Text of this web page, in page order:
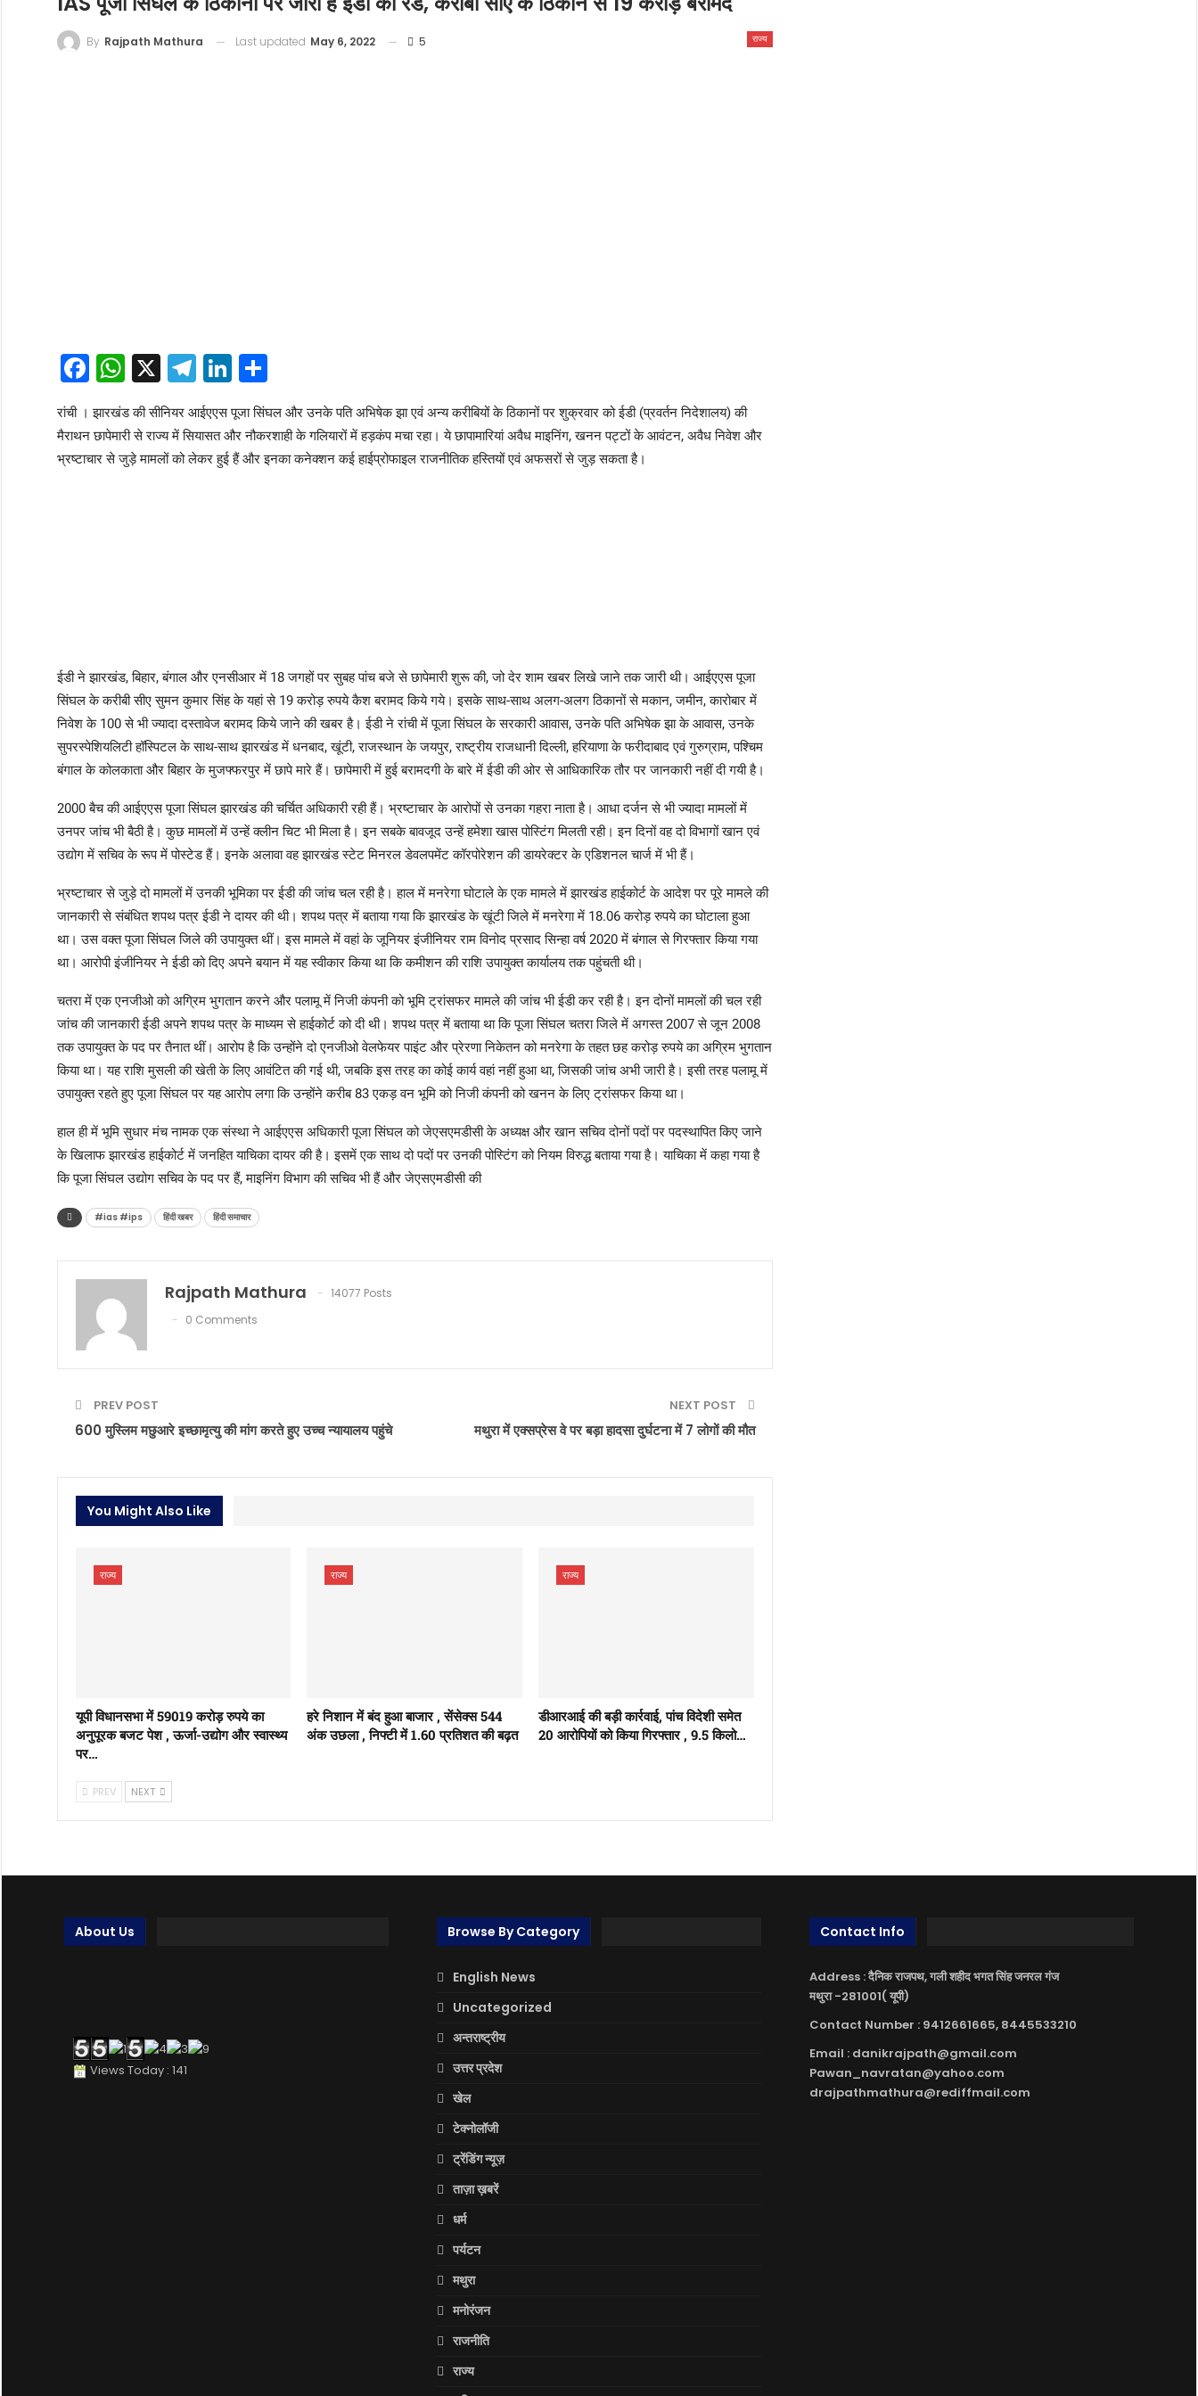
राज्य
By Rajpath Mathura Last updated May 6, 2022 5
Facebook
WhatsApp
X Telegram
LinkedIn
Share
रांची । झारखंड की सीनियर आईएएस पूजा सिंघल और उनके पति अभिषेक झा एवं अन्य करीबियों के ठिकानों पर शुक्रवार को ईडी (प्रवर्तन निदेशालय) की
मैराथन छापेमारी से राज्य में सियासत और नौकरशाही के गलियारों में हड़कंप मचा रहा। ये छापामारियां अवैध माइनिंग, खनन पट्टों के आवंटन, अवैध निवेश और
भ्रष्टाचार से जुड़े मामलों को लेकर हुई हैं और इनका कनेक्शन कई हाईप्रोफाइल राजनीतिक हस्तियों एवं अफसरों से जुड़ सकता है।
ईडी ने झारखंड, बिहार, बंगाल और एनसीआर में 18 जगहों पर सुबह पांच बजे से छापेमारी शुरू की, जो देर शाम खबर लिखे जाने तक जारी थी। आईएएस पूजा
सिंघल के करीबी सीए सुमन कुमार सिंह के यहां से 19 करोड़ रुपये कैश बरामद किये गये। इसके साथ-साथ अलग-अलग ठिकानों से मकान, जमीन, कारोबार में
निवेश के 100 से भी ज्यादा दस्तावेज बरामद किये जाने की खबर है। ईडी ने रांची में पूजा सिंघल के सरकारी आवास, उनके पति अभिषेक झा के आवास, उनके
सुपरस्पेशियलिटी हॉस्पिटल के साथ-साथ झारखंड में धनबाद, खूंटी, राजस्थान के जयपुर, राष्ट्रीय राजधानी दिल्ली, हरियाणा के फरीदाबाद एवं गुरुग्राम, पश्चिम
बंगाल के कोलकाता और बिहार के मुजफ्फरपुर में छापे मारे हैं। छापेमारी में हुई बरामदगी के बारे में ईडी की ओर से आधिकारिक तौर पर जानकारी नहीं दी गयी है।
2000 बैच की आईएएस पूजा सिंघल झारखंड की चर्चित अधिकारी रही हैं। भ्रष्टाचार के आरोपों से उनका गहरा नाता है। आधा दर्जन से भी ज्यादा मामलों में
उनपर जांच भी बैठी है। कुछ मामलों में उन्हें क्लीन चिट भी मिला है। इन सबके बावजूद उन्हें हमेशा खास पोस्टिंग मिलती रही। इन दिनों वह दो विभागों खान एवं
उद्योग में सचिव के रूप में पोस्टेड हैं। इनके अलावा वह झारखंड स्टेट मिनरल डेवलपमेंट कॉरपोरेशन की डायरेक्टर के एडिशनल चार्ज में भी हैं।
भ्रष्टाचार से जुड़े दो मामलों में उनकी भूमिका पर ईडी की जांच चल रही है। हाल में मनरेगा घोटाले के एक मामले में झारखंड हाईकोर्ट के आदेश पर पूरे मामले की
जानकारी से संबंधित शपथ पत्र ईडी ने दायर की थी। शपथ पत्र में बताया गया कि झारखंड के खूंटी जिले में मनरेगा में 18.06 करोड़ रुपये का घोटाला हुआ
था। उस वक्त पूजा सिंघल जिले की उपायुक्त थीं। इस मामले में वहां के जूनियर इंजीनियर राम विनोद प्रसाद सिन्हा वर्ष 2020 में बंगाल से गिरफ्तार किया गया
था। आरोपी इंजीनियर ने ईडी को दिए अपने बयान में यह स्वीकार किया था कि कमीशन की राशि उपायुक्त कार्यालय तक पहुंचती थी।
चतरा में एक एनजीओ को अग्रिम भुगतान करने और पलामू में निजी कंपनी को भूमि ट्रांसफर मामले की जांच भी ईडी कर रही है। इन दोनों मामलों की चल रही
जांच की जानकारी ईडी अपने शपथ पत्र के माध्यम से हाईकोर्ट को दी थी। शपथ पत्र में बताया था कि पूजा सिंघल चतरा जिले में अगस्त 2007 से जून 2008
तक उपायुक्त के पद पर तैनात थीं। आरोप है कि उन्होंने दो एनजीओ वेलफेयर पाइंट और प्रेरणा निकेतन को मनरेगा के तहत छह करोड़ रुपये का अग्रिम भुगतान
किया था। यह राशि मुसली की खेती के लिए आवंटित की गई थी, जबकि इस तरह का कोई कार्य वहां नहीं हुआ था, जिसकी जांच अभी जारी है। इसी तरह पलामू में
उपायुक्त रहते हुए पूजा सिंघल पर यह आरोप लगा कि उन्होंने करीब 83 एकड़ वन भूमि को निजी कंपनी को खनन के लिए ट्रांसफर किया था।
हाल ही में भूमि सुधार मंच नामक एक संस्था ने आईएएस अधिकारी पूजा सिंघल को जेएसएमडीसी के अध्यक्ष और खान सचिव दोनों पदों पर पदस्थापित किए जाने
के खिलाफ झारखंड हाईकोर्ट में जनहित याचिका दायर की है। इसमें एक साथ दो पदों पर उनकी पोस्टिंग को नियम विरुद्ध बताया गया है। याचिका में कहा गया है
कि पूजा सिंघल उद्योग सचिव के पद पर हैं, माइनिंग विभाग की सचिव भी हैं और जेएसएमडीसी की
#ias #ips हिंदी खबर हिंदी समाचार
Rajpath Mathura
14077 Posts
0 Comments
PREV POST
600 मुस्लिम मछुआरे इच्छामृत्यु की मांग करते हुए उच्च न्यायालय पहुंचे
NEXT POST
मथुरा में एक्सप्रेस वे पर बड़ा हादसा दुर्घटना में 7 लोगों की मौत
You Might Also Like
राज्य
यूपी विधानसभा में 59019 करोड़ रुपये का
अनुपूरक बजट पेश , ऊर्जा-उद्योग और स्वास्थ्य
पर…
राज्य
हरे निशान में बंद हुआ बाजार , सेंसेक्स 544
अंक उछला , निफ्टी में 1.60 प्रतिशत की बढ़त
राज्य
डीआरआई की बड़ी कार्रवाई, पांच विदेशी समेत
20 आरोपियों को किया गिरफ्तार , 9.5 किलो…
PREV NEXT
About Us
Views Today : 141
Browse By Category
English News
Uncategorized
अन्तराष्ट्रीय
उत्तर प्रदेश
खेल
टेक्नोलॉजी
ट्रेंडिंग न्यूज़
ताज़ा ख़बरें
धर्म
पर्यटन
मथुरा
मनोरंजन
राजनीति
राज्य
Contact Info
Address : दैनिक राजपथ, गली शहीद भगत सिंह जनरल गंज
मथुरा -281001( यूपी)
Contact Number : 9412661665, 8445533210
Email : danikrajpath@gmail.com
Pawan_navratan@yahoo.com
drajpathmathura@rediffmail.com